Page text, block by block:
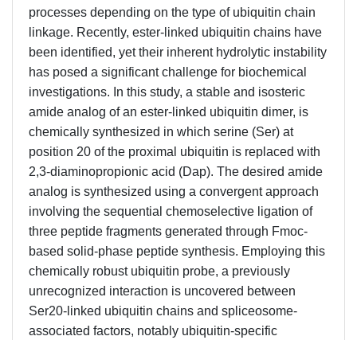
processes depending on the type of ubiquitin chain
linkage. Recently, ester-linked ubiquitin chains have
been identified, yet their inherent hydrolytic instability
has posed a significant challenge for biochemical
investigations. In this study, a stable and isosteric
amide analog of an ester-linked ubiquitin dimer, is
chemically synthesized in which serine (Ser) at
position 20 of the proximal ubiquitin is replaced with
2,3-diaminopropionic acid (Dap). The desired amide
analog is synthesized using a convergent approach
involving the sequential chemoselective ligation of
three peptide fragments generated through Fmoc-
based solid-phase peptide synthesis. Employing this
chemically robust ubiquitin probe, a previously
unrecognized interaction is uncovered between
Ser20-linked ubiquitin chains and spliceosome-
associated factors, notably ubiquitin-specific